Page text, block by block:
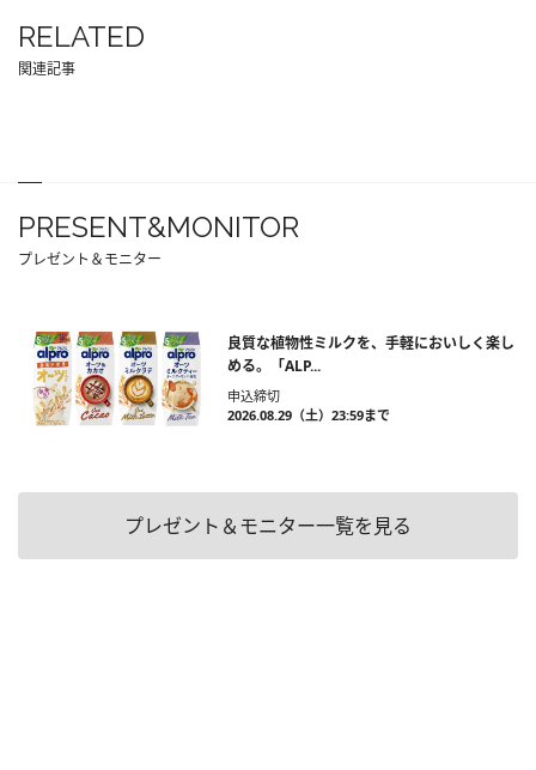
RELATED
関連記事
PRESENT&MONITOR
プレゼント＆モニター
良質な植物性ミルクを、手軽においしく楽し
める。「ALP...
申込締切
2026.08.29（土）23:59まで
プレゼント＆モニター一覧を見る